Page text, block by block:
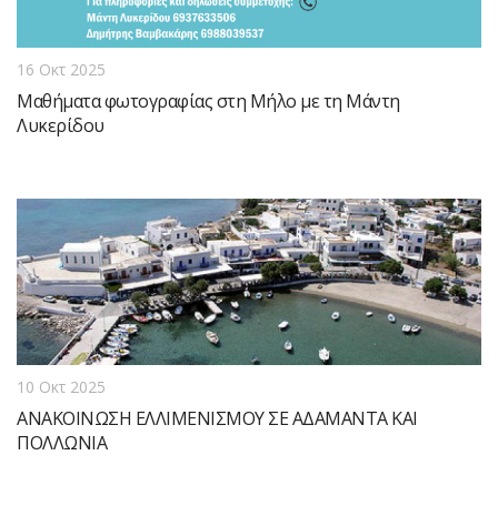
16 Οκτ 2025
Μαθήματα φωτογραφίας στη Μήλο με τη Μάντη
Λυκερίδου
10 Οκτ 2025
ΑΝΑΚΟΙΝΩΣΗ ΕΛΛΙΜΕΝΙΣΜΟΥ ΣΕ ΑΔΑΜΑΝΤΑ ΚΑΙ
ΠΟΛΛΩΝΙΑ